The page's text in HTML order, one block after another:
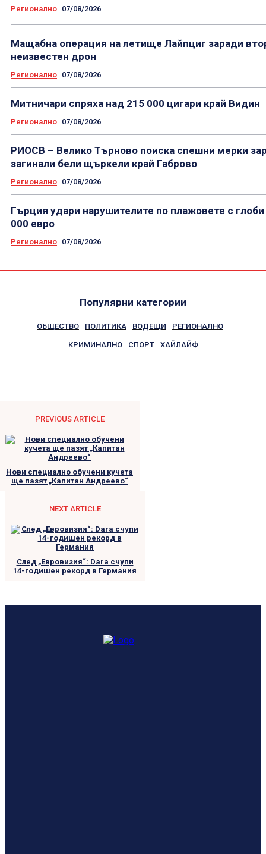
Регионално 07/08/2026
Мащабна операция на летище Лайпциг заради
неизвестен дрон
Регионално 07/08/2026
Митничари спряха над 215 000 цигари край Видин
Регионално 07/08/2026
РИОСВ – Велико Търново поиска спешни мерки
загинали бели щъркели край Габрово
Регионално 07/08/2026
Гърция удари нарушителите по плажовете с
000 евро
Регионално 07/08/2026
Популярни категории
ОБЩЕСТВО ПОЛИТИКА ВОДЕЩИ РЕГИОНАЛНО
КРИМИНАЛНО СПОРТ ХАЙЛАЙФ
PREVIOUS ARTICLE
Нови специално обучени кучета
ще пазят „Капитан Андреево“
NEXT ARTICLE
След „Евровизия“: Dara счупи
14-годишен рекорд в Германия